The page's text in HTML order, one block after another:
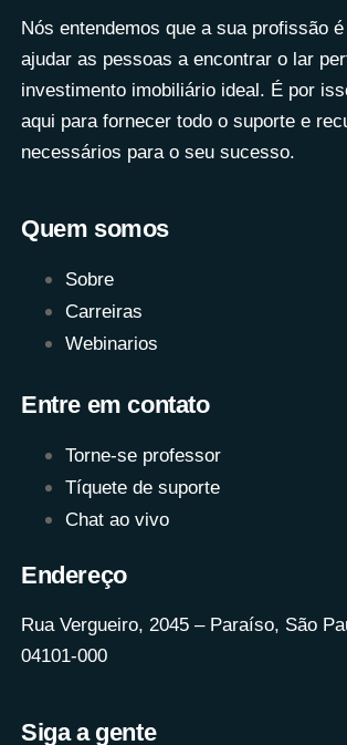
Nós entendemos que a sua profissão
ajudar as pessoas a encontrar o lar
investimento imobiliário ideal. É por
aqui para fornecer todo o suporte e
necessários para o seu sucesso.
Quem somos
Sobre
Carreiras
Webinarios
Entre em contato
Torne-se professor
Tíquete de suporte
Chat ao vivo
Endereço
Rua Vergueiro, 2045 – Paraíso, São
04101-000
Siga a gente